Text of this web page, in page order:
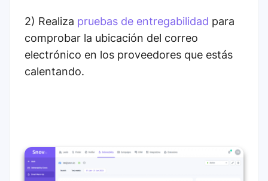
2) Realiza pruebas de entregabilidad para
comprobar la ubicación del correo
electrónico en los proveedores que estás
calentando.